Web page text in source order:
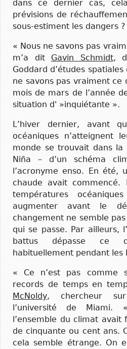
dans ce dernier cas,
prévisions de
sous-estiment les dangers ?
« Nous ne savons pas
m’a dit Gavin Schmidt,
Goddard d’études
ne savons pas vraiment ce
mois de mars de l’année
situation d' »inquiétante ».
L’hiver dernier, avant
océaniques n’atteignent
monde se trouvait dans la
Niña – d’un schéma
l’acronyme enso. En été,
chaude avait commencé.
températures
augmenter avant le
changement ne semble
qui se passe. Par ailleurs,
battus dépasse ce
habituellement pendant les
« Ce n’est pas comme
records de temps en
McNoldy, chercheur
l’université de Miami.
l’ensemble du climat
de cinquante ou cent ans.
cela semble étrange. On